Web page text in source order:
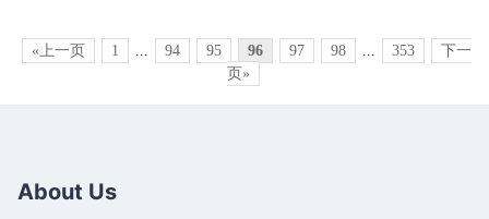
«上一页 1 ... 94 95 96 97 98 ... 353
下一
页»
About Us